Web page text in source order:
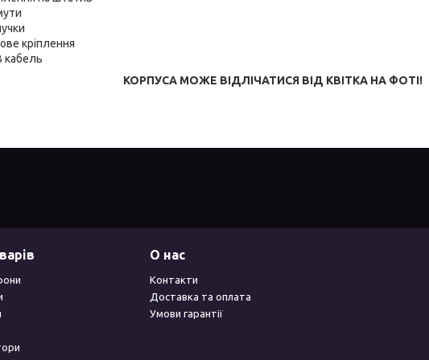
кріплення
кабель
КОРПУСА МОЖЕ ВІДЛІЧАТИСЯ ВІД КВІТКА НА ФОТІ!
О нас
Контакти
Доставка та оплата
Умови гарантії